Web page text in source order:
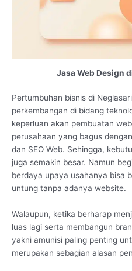
Jasa Web Design
Pertumbuhan bisnis di
perkembangan di bidang
keperluan akan pembuatan
perusahaan yang bagus
dan SEO Web. Sehingga,
juga semakin besar. Namun
berdaya upaya usahanya bisa
untung tanpa adanya website.
Walaupun, ketika berharap
luas lagi serta membangun
yakni amunisi paling penting
merupakan sebagian alasan